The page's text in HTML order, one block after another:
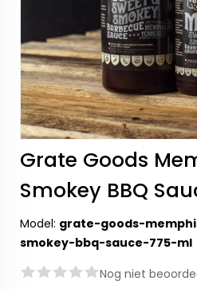
Grate Goods
Smokey BBQ
Model: grate-goods-
smokey-bbq-sauce-775-ml
Nog niet